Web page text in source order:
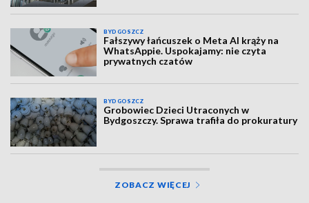
BYDGOSZCZ
Fałszywy łańcuszek o Meta AI krąży na
WhatsAppie. Uspokajamy: nie czyta
prywatnych czatów
BYDGOSZCZ
Grobowiec Dzieci Utraconych w
Bydgoszczy. Sprawa trafiła do prokuratury
ZOBACZ WIĘCEJ